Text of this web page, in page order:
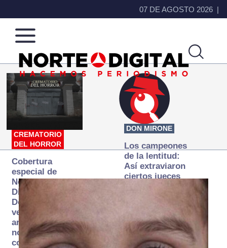
07 DE AGOSTO 2026
Norte
de
Ciudad
Más
que
noticias,
hacemos periodismo
CREMATORIO
DEL HORROR
Cobertura
especial de
Norte
Digital:
Donde la
verdad
arde… pero
no se
consume
DON MIRONE
Los campeones
de la lentitud:
Así extraviaron
ciertos jueces